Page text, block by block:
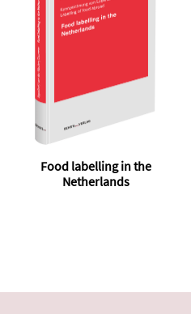
Food labelling in the
Netherlands